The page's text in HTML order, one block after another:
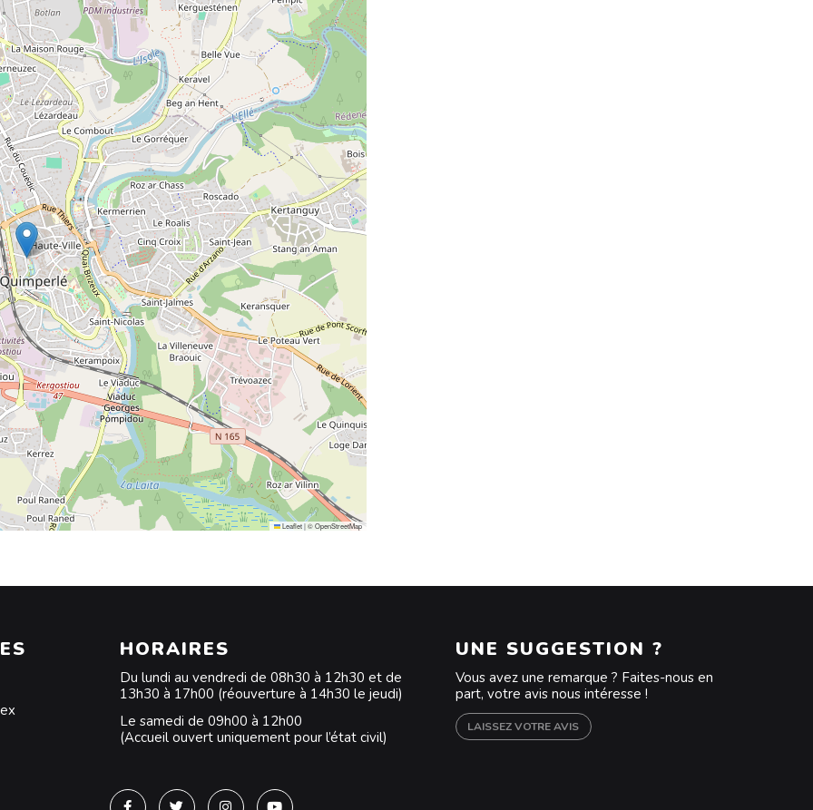
Leaflet|©OpenStreetMap
HORAIRES
Du lundi au vendredi de 08h30 à 12h30 et de
13h30 à 17h00 (réouverture à 14h30 le jeudi)
Le samedi de 09h00 à 12h00
(Accueil ouvert uniquement pour l’état civil)
UNE SUGGESTION ?
Vous avez une remarque ? Faites-nous en
part, votre avis nous intéresse !
LAISSEZ VOTRE AVIS